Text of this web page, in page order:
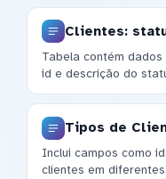
Clientes:
Tabela contém
id e descrição do
Tipos de
Inclui campos como
clientes em